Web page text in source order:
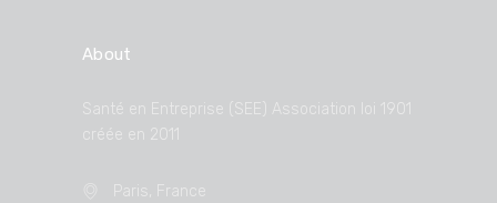
About
Santé en Entreprise (SEE) Association loi 1901
créée en 2011
Paris, France